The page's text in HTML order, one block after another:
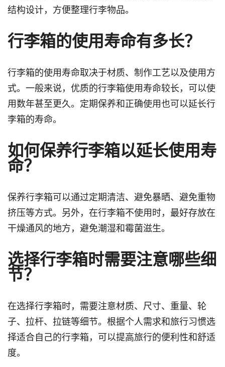
结构设计，方便整理行李物品。
行李箱的使用寿命有多长？
行李箱的使用寿命取决于材质、制作工艺以及使用方
式。一般来说，优质的行李箱使用寿命较长，可以使
用数年甚至更久。定期保养和正确使用也可以延长行
李箱的寿命。
如何保养行李箱以延长使用寿
命？
保养行李箱可以通过定期清洁、避免暴晒、避免重物
挤压等方式。另外，在行李箱不使用时，最好存放在
干燥通风的地方，避免潮湿和霉菌滋生。
选择行李箱时需要注意哪些细
节？
在选择行李箱时，需要注意材质、尺寸、重量、轮
子、拉杆、拉链等细节。根据个人需求和旅行习惯选
择适合自己的行李箱，可以提高旅行的便利性和舒适
度。